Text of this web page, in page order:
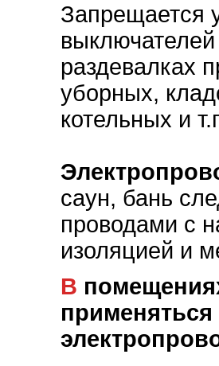
Запрещается
раздевалках
уборных,
котельных и
саун, бань
проводами с
изоляцией и
В помещениях могут